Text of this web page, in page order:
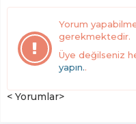
Yorum
gerekmektedir.
Üye değilseniz
yapın..
< Yorumlar>